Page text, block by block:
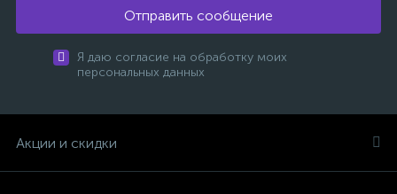
Отправить сообщение
Я даю согласие на обработку моих
персональных данных
Акции и скидки